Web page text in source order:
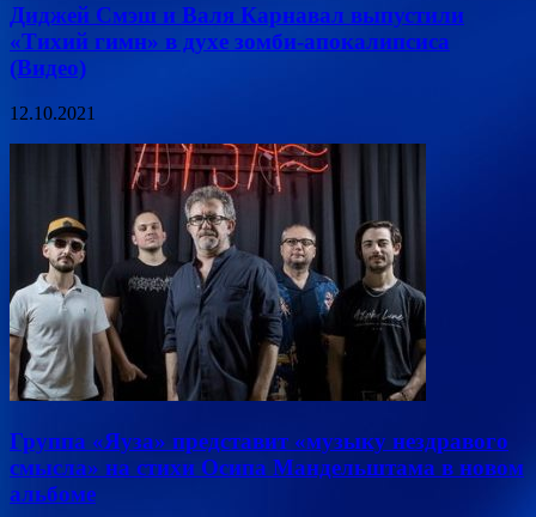
Диджей Смэш и Валя Карнавал выпустили
«Тихий гимн» в духе зомби-апокалипсиса
(Видео)
12.10.2021
Группа «Яуза» представит «музыку нездравого
смысла» на стихи Осипа Мандельштама в новом
альбоме